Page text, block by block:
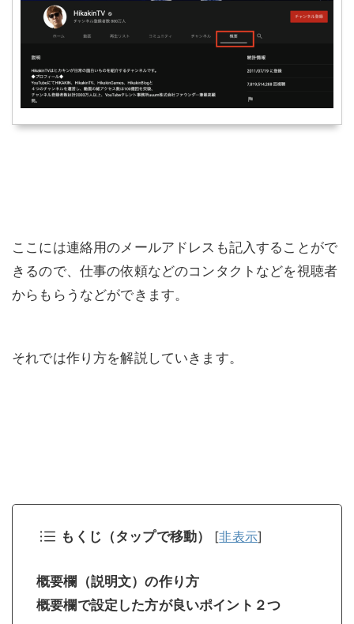
ここには連絡用のメールアドレスも記入することがで
きるので、仕事の依頼などのコンタクトなどを視聴者
からもらうなどができます。
それでは作り方を解説していきます。
もくじ（タップで移動） [非表示]
概要欄（説明文）の作り方
概要欄で設定した方が良いポイント２つ